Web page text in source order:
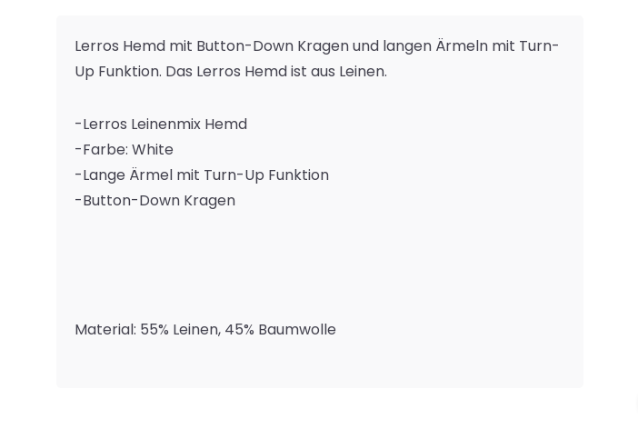
Lerros Hemd mit Button-Down Kragen und langen Ärmeln mit Turn-
Up Funktion. Das Lerros Hemd ist aus Leinen.
-Lerros Leinenmix Hemd
-Farbe: White
-Lange Ärmel mit Turn-Up Funktion
-Button-Down Kragen
Material: 55% Leinen, 45% Baumwolle